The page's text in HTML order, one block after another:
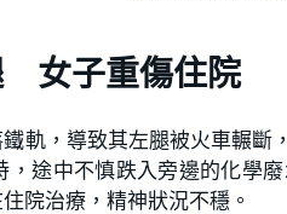
女子重傷住院
軌，導致其左腿被火車輾
途中不慎跌入旁邊的化學
院治療，精神狀況不穩。